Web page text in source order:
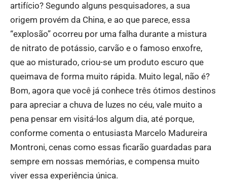
artifício? Segundo alguns pesquisadores, a sua
origem provém da China, e ao que parece, essa
“explosão” ocorreu por uma falha durante a mistura
de nitrato de potássio, carvão e o famoso enxofre,
que ao misturado, criou-se um produto escuro que
queimava de forma muito rápida. Muito legal, não é?
Bom, agora que você já conhece três ótimos destinos
para apreciar a chuva de luzes no céu, vale muito a
pena pensar em visitá-los algum dia, até porque,
conforme comenta o entusiasta Marcelo Madureira
Montroni, cenas como essas ficarão guardadas para
sempre em nossas memórias, e compensa muito
viver essa experiência única.